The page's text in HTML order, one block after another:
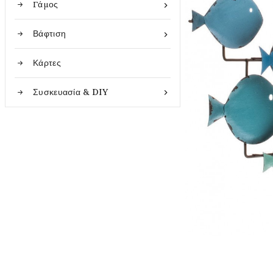

Γάμος

Βάφτιση
Κάρτες

Συσκευασία & DIY